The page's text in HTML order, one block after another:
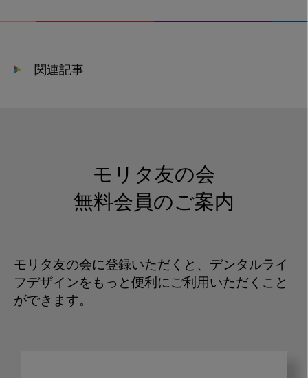
関連記事
モリタ友の会
無料会員のご案内
モリタ友の会に登録いただくと、デンタルライ
フデザインをもっと便利にご利用いただくこと
ができます。